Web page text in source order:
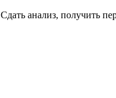
Сдать анализ, получить